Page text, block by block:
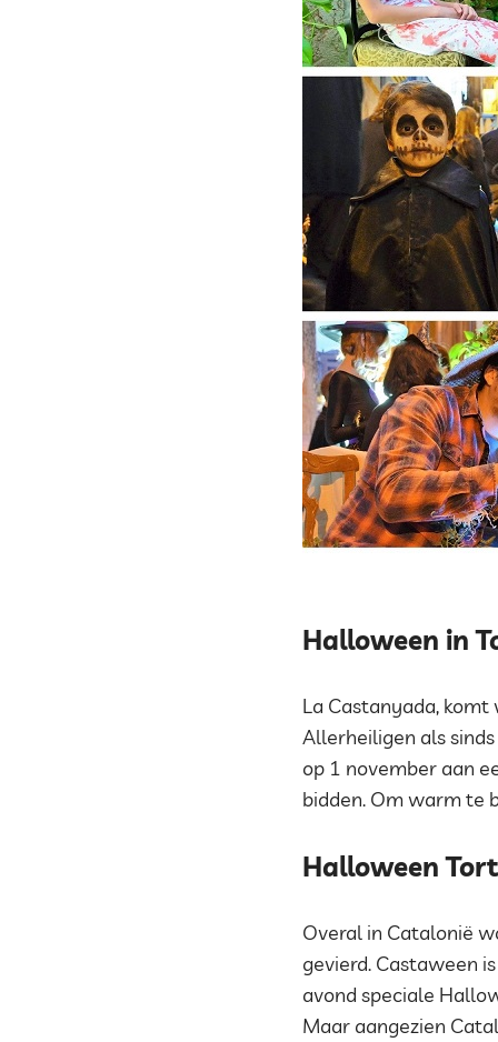
Halloween in
La Castanyada,
Allerheiligen als
op 1 november aan
bidden. Om warm te
Halloween
Overal in Catalonië
gevierd. Castaween
avond speciale
Maar aangezien